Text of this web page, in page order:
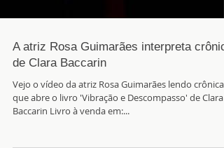
A atriz Rosa Guimarães interpreta
de Clara Baccarin
Vejo o vídeo da atriz Rosa Guimarães lendo crônica
que abre o livro 'Vibração e Descompasso' de Clara
Baccarin Livro à venda em:...